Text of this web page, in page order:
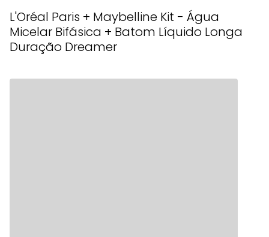
L'Oréal Paris + Maybelline Kit - Água
Micelar Bifásica + Batom Líquido Longa
Duração Dreamer